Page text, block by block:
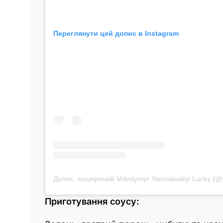
Переглянути цей допис в Instagram
Допис, поширений Volodymyr Yaroslavskyi Lucky
Приготування соусу: